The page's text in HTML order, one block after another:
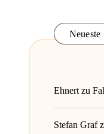
Neueste
Ehnertzu
Stefan Graf